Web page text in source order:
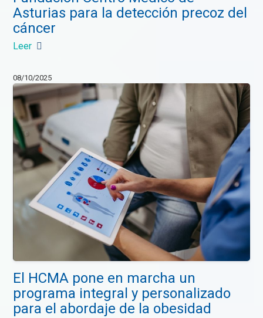
Asturias para la detección precoz del
cáncer
Leer
08/10/2025
El HCMA pone en marcha un
programa integral y personalizado
para el abordaje de la obesidad